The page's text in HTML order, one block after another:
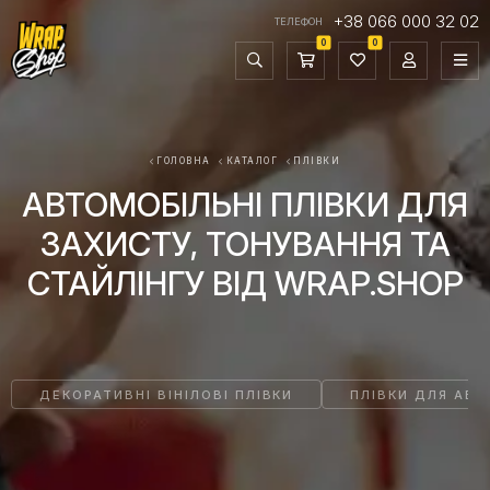
ТЕЛЕФОН +38 066 000 32 02
0 0
ГОЛОВНА КАТАЛОГ ПЛІВКИ
АВТОМОБІЛЬНІ ПЛІВКИ ДЛЯ
ЗАХИСТУ, ТОНУВАННЯ ТА
СТАЙЛІНГУ ВІД WRAP.SHOP
ДЕКОРАТИВНІ ВІНІЛОВІ ПЛІВКИ ПЛІВКИ ДЛЯ